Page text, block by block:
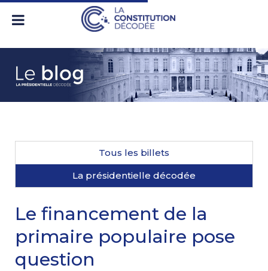
Tous les billets
La présidentielle décodée
Le financement de la
primaire populaire pose
question